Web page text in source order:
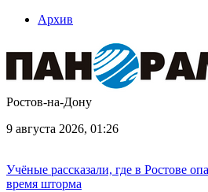
Архив
Ростов-на-Дону
9 августа 2026, 01:26
Учёные рассказали, где в Ростове
время шторма